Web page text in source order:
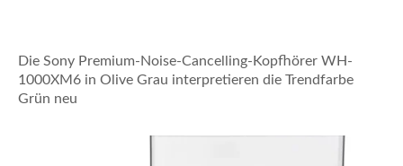
Die Sony Premium-Noise-Cancelling-Kopfhörer WH-
1000XM6 in Olive Grau interpretieren die Trendfarbe
Grün neu